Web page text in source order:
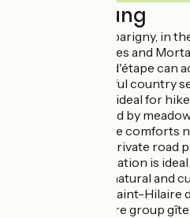
Beschreibung
Located in Grandparigny, in
between Avranches and
comfortable gîte d'étape can
people in a peaceful country
secure greenway, ideal for
lovers. Surrounded by
house offers all the comforts
extended stay. A private road
greenway. The location is
of an area rich in natural and
and amenities in Saint-Hilaire
Buat. La Simaunière group